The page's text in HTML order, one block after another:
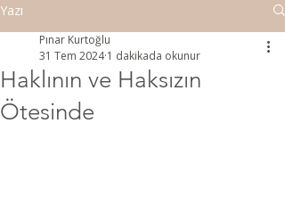
Yazı
Haklının ve Haksızın
Ötesinde
Pınar Kurtoğlu
31 Tem 2024 1 dakikada okunur